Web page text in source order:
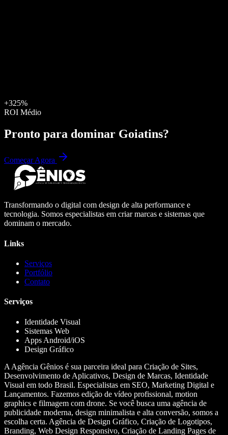
+325%
ROI Médio
Pronto para dominar Goiatins?
Começar Agora
Transformando o digital com design de alta performance e
tecnologia. Somos especialistas em criar marcas e sistemas que
dominam o mercado.
Links
Serviços
Portfólio
Contato
Serviços
Identidade Visual
Sistemas Web
Apps Android/iOS
Design Gráfico
A Agência Gênios é sua parceira ideal para Criação de Sites,
Desenvolvimento de Aplicativos, Design de Marcas, Identidade
Visual em todo Brasil. Especialistas em SEO, Marketing Digital e
Lançamentos. Fazemos edição de vídeo profissional, motion
graphics e filmagem com drone. Se você busca uma agência de
publicidade moderna, design minimalista e alta conversão, somos a
escolha certa. Agência de Design Gráfico, Criação de Logotipos,
Branding, Web Design Responsivo, Criação de Landing Pages de